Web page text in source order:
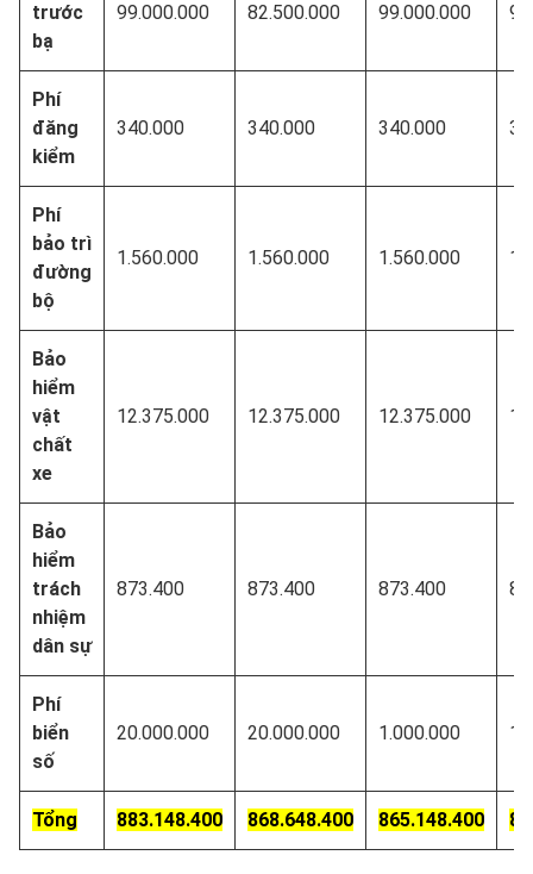
trước
bạ
99.000.000 82.500.000 99.000.000
Phí
đăng
kiểm
340.000 340.000 340.000
Phí
bảo trì
đường
bộ
1.560.000 1.560.000 1.560.000
Bảo
hiểm
vật
chất
xe
12.375.000 12.375.000 12.375.000
Bảo
hiểm
trách
nhiệm
dân sự
873.400 873.400 873.400
Phí
biển
số
20.000.000 20.000.000 1.000.000
Tổng 883.148.400 868.648.400 865.148.400